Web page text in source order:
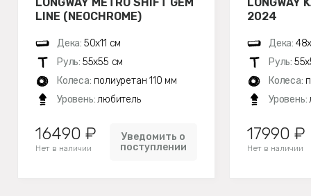
LINE (NEOCHROME)
Дека: 50х11 см
Руль: 55х55 см
Колеса: полиуретан 110 мм
Уровень:любитель
16490 ₽
Нет в наличии
Уведомить о
поступлении
2024
Дека:
Руль:
Колеса:
Уровень:
17990 ₽
Нет в наличии